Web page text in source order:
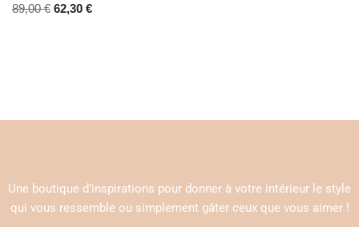
89,00€ 62,30 €
Une boutique d’inspirations pour donner à votre intérieur le style
qui vous ressemble ou simplement gâter ceux que vous aimer !